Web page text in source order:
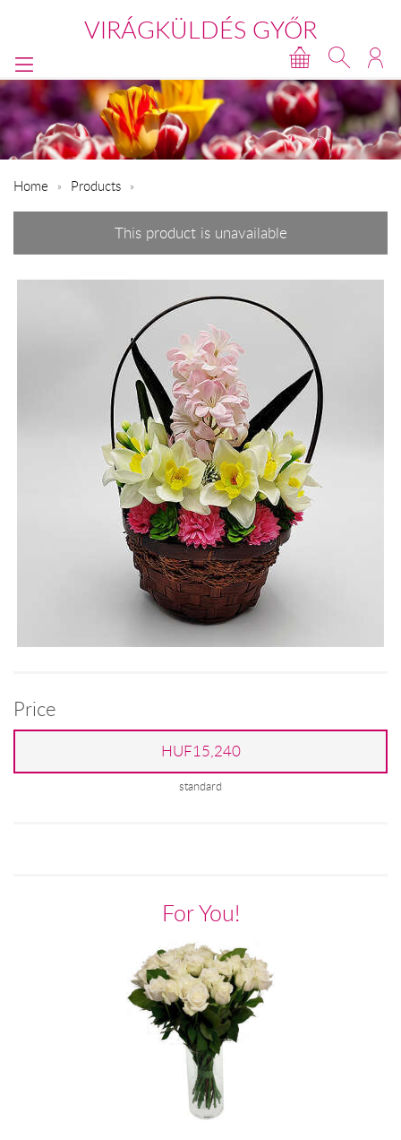
VIRÁGKÜLDÉS GYŐR
Home Products
This product is unavailable
Price
HUF15,240
standard
For You!